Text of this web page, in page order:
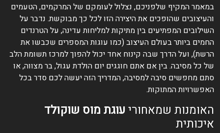
במאמר המקיף שלפניכם, נצלול לעומקם של המרקמים, הטעמים
והעיצובים שהופכים את היצירה הזו לכל כך מבוקשת. נדבר על
השילובים המפתיעים בין מתיקות למליחות עדינה, על הטרנדים
החמים ביותר בעולם העיצוב (כמו עוגות המספרים שכבשו את
הרשת), ועל הדרך שבה קינוח אחד יכול להפוך למרכז תשומת הלב
של כל מסיבה. בין אם אתם חוגגים יום הולדת עגול, בר מצווה, או
סתם מחפשים סיבה למסיבה, המדריך הזה יעשה לכם סדר בכל
האפשרויות המתוקות.
האומנות שמאחורי עוגת מוס שוקולד
איכותית